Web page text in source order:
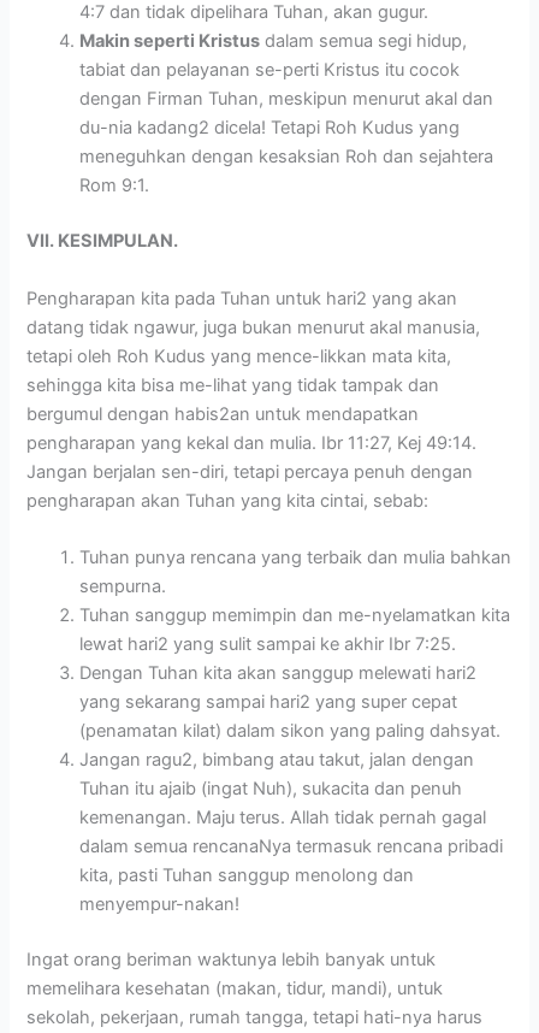
4:7 dan tidak dipelihara Tuhan, akan gugur.
Makin seperti Kristus dalam semua segi hidup,
tabiat dan pelayanan se-perti Kristus itu cocok
dengan Firman Tuhan, meskipun menurut akal dan
du-nia kadang2 dicela! Tetapi Roh Kudus yang
meneguhkan dengan kesaksian Roh dan sejahtera
Rom 9:1.
VII. KESIMPULAN.
Pengharapan kita pada Tuhan untuk hari2 yang akan
datang tidak ngawur, juga bukan menurut akal manusia,
tetapi oleh Roh Kudus yang mence-likkan mata kita,
sehingga kita bisa me-lihat yang tidak tampak dan
bergumul dengan habis2an untuk mendapatkan
pengharapan yang kekal dan mulia. Ibr 11:27, Kej 49:14.
Jangan berjalan sen-diri, tetapi percaya penuh dengan
pengharapan akan Tuhan yang kita cintai, sebab:
Tuhan punya rencana yang terbaik dan mulia bahkan
sempurna.
Tuhan sanggup memimpin dan me-nyelamatkan kita
lewat hari2 yang sulit sampai ke akhir Ibr 7:25.
Dengan Tuhan kita akan sanggup melewati hari2
yang sekarang sampai hari2 yang super cepat
(penamatan kilat) dalam sikon yang paling dahsyat.
Jangan ragu2, bimbang atau takut, jalan dengan
Tuhan itu ajaib (ingat Nuh), sukacita dan penuh
kemenangan. Maju terus. Allah tidak pernah gagal
dalam semua rencanaNya termasuk rencana pribadi
kita, pasti Tuhan sanggup menolong dan
menyempur-nakan!
Ingat orang beriman waktunya lebih banyak untuk
memelihara kesehatan (makan, tidur, mandi), untuk
sekolah, pekerjaan, rumah tangga, tetapi hati-nya harus